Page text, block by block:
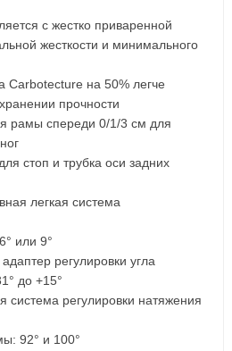
с жестко приваренной
жесткости и минимального
Carbotecture на 50% легче
прочности
рамы спереди 0/1/3 см для
стоп и трубка оси задних
легкая система
или 9°
регулировки угла
до +15°
система регулировки натяжения
92° и 100°